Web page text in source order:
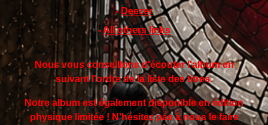
- Deezer
-All others links
Nous vous conseillons d'écouter l'album en
suivant l'ordre de la liste des titres.
Notre album est également disponible en édition
physique limitée ! N'hésitez pas à nous le faire